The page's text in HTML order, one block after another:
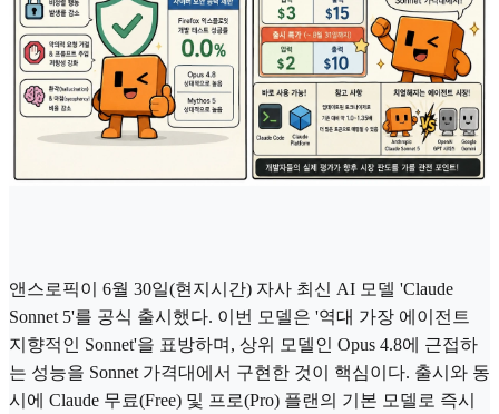
앤스로픽이 6월 30일(현지시간) 자사 최신 AI 모델 'Claude
Sonnet 5'를 공식 출시했다. 이번 모델은 '역대 가장 에이전트
지향적인 Sonnet'을 표방하며, 상위 모델인 Opus 4.8에 근접하
는 성능을 Sonnet 가격대에서 구현한 것이 핵심이다. 출시와 동
시에 Claude 무료(Free) 및 프로(Pro) 플랜의 기본 모델로 즉시